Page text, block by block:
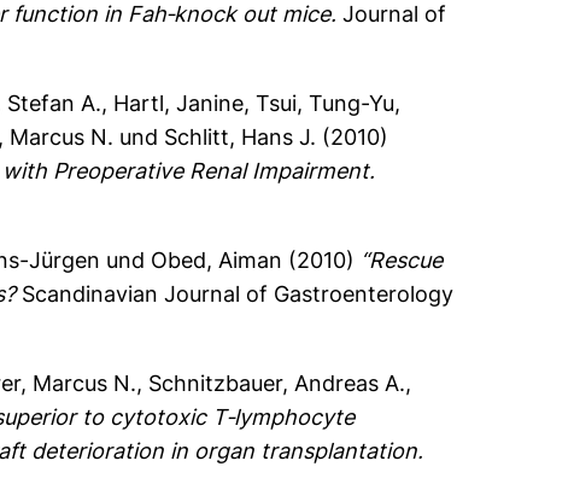
function in Fah‐knock out mice. Journal of
Stefan A., Hartl, Janine,Tsui, Tung-Yu,
Marcus N. und Schlitt, Hans J. (2010)
Preoperative Renal Impairment.
Jürgen und Obed, Aiman (2010) “Rescue
Scandinavian Journal of Gastroenterology
Marcus N., Schnitzbauer, Andreas A.,
to cytotoxic T‐lymphocyte
deterioration in organ transplantation.